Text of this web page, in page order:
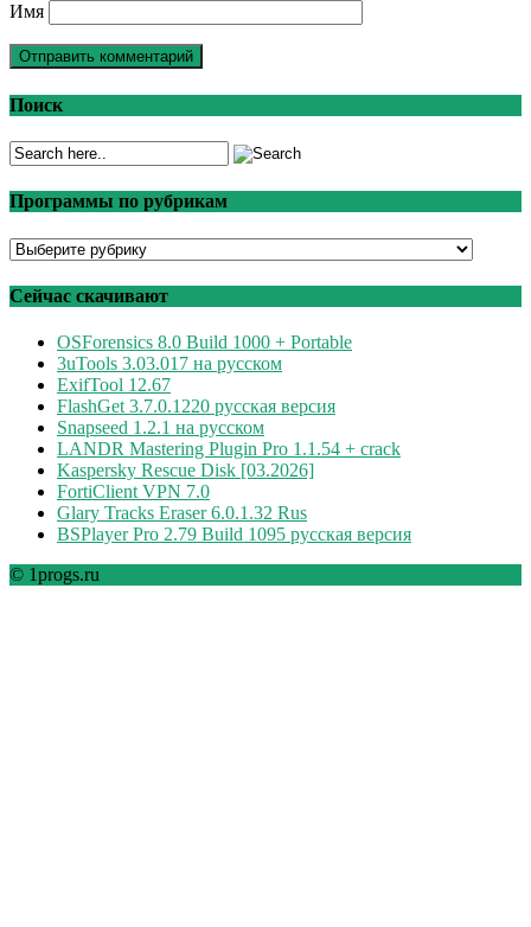
Имя
Поиск
Программы по рубрикам
Программы
рубрикам
Сейчас скачивают
OSForensics 8.0 Build 1000 + Portable
3uTools 3.03.017 на русском
ExifTool 12.67
FlashGet 3.7.0.1220 русская версия
Snapseed 1.2.1 на русском
LANDR Mastering Plugin Pro 1.1.54 + crack
Kaspersky Rescue Disk [03.2026]
FortiClient VPN 7.0
Glary Tracks Eraser 6.0.1.32 Rus
BSPlayer Pro 2.79 Build 1095 русская версия
© 1progs.ru